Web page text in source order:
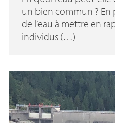
un bien commun ? En
de l’eau à mettre en
individus (…)